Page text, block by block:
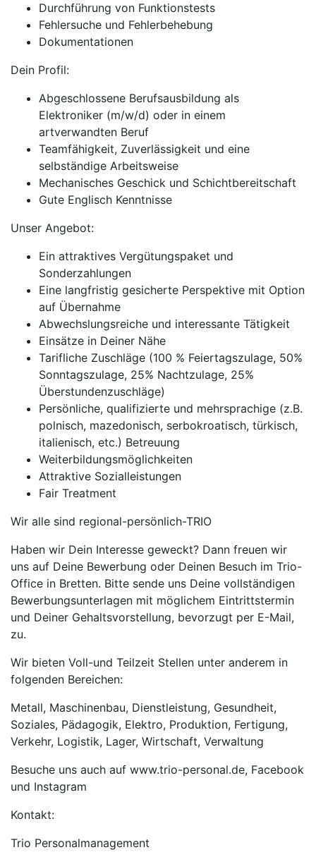
Durchführung von Funktionstests
Fehlersuche und Fehlerbehebung
Dokumentationen
Dein Profil:
Abgeschlossene Berufsausbildung als
Elektroniker (m/w/d) oder in einem
artverwandten Beruf
Teamfähigkeit, Zuverlässigkeit und eine
selbständige Arbeitsweise
Mechanisches Geschick und Schichtbereitschaft
Gute Englisch Kenntnisse
Unser Angebot:
Ein attraktives Vergütungspaket und
Sonderzahlungen
Eine langfristig gesicherte Perspektive mit Option
auf Übernahme
Abwechslungsreiche und interessante Tätigkeit
Einsätze in Deiner Nähe
Tarifliche Zuschläge (100 % Feiertagszulage, 50%
Sonntagszulage, 25% Nachtzulage, 25%
Überstundenzuschläge)
Persönliche, qualifizierte und mehrsprachige (z.B.
polnisch, mazedonisch, serbokroatisch, türkisch,
italienisch, etc.) Betreuung
Weiterbildungsmöglichkeiten
Attraktive Sozialleistungen
Fair Treatment
Wir alle sind regional-persönlich-TRIO
Haben wir Dein Interesse geweckt? Dann freuen wir
uns auf Deine Bewerbung oder Deinen Besuch im Trio-
Office in Bretten. Bitte sende uns Deine vollständigen
Bewerbungsunterlagen mit möglichem Eintrittstermin
und Deiner Gehaltsvorstellung, bevorzugt per E-Mail,
zu.
Wir bieten Voll-und Teilzeit Stellen unter anderem in
folgenden Bereichen:
Metall, Maschinenbau, Dienstleistung, Gesundheit,
Soziales, Pädagogik, Elektro, Produktion, Fertigung,
Verkehr, Logistik, Lager, Wirtschaft, Verwaltung
Besuche uns auch auf www.trio-personal.de, Facebook
und Instagram
Kontakt:
Trio Personalmanagement